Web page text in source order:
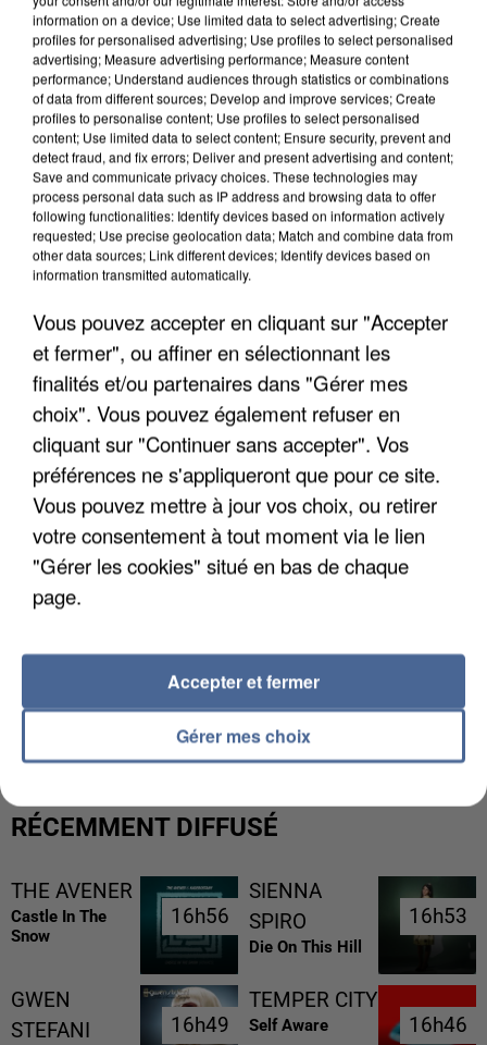
UN SECOND CADRE DE LA DZ MAFIA
INTERPELLÉ EN ALGÉRIE
UNE TOURISTE DE L’OISE EMPORTÉE PAR UNE
COULÉE DE BOUE EN HAUTE-SAVOIE
RÉCEMMENT DIFFUSÉ
THE AVENER
Castle In The
Snow
16h56
16h56
SIENNA
SPIRO
Die On This Hill
16h53
16h53
GWEN
STEFANI
16h49
16h49
TEMPER CITY
Self Aware 16h46
16h46
information on a device; Use limited data to select advertising; Create
profiles for personalised advertising; Use profiles to select personalised
advertising; Measure advertising performance; Measure content
performance; Understand audiences through statistics or combinations
of data from different sources; Develop and improve services; Create
profiles to personalise content; Use profiles to select personalised
content; Use limited data to select content; Ensure security, prevent and
detect fraud, and fix errors; Deliver and present advertising and content;
Save and communicate privacy choices. These technologies may
process personal data such as IP address and browsing data to offer
following functionalities: Identify devices based on information actively
requested; Use precise geolocation data; Match and combine data from
other data sources; Link different devices; Identify devices based on
information transmitted automatically.
Vous pouvez accepter en cliquant sur "Accepter
et fermer", ou affiner en sélectionnant les
finalités et/ou partenaires dans "Gérer mes
choix". Vous pouvez également refuser en
cliquant sur "Continuer sans accepter". Vos
préférences ne s'appliqueront que pour ce site.
Vous pouvez mettre à jour vos choix, ou retirer
votre consentement à tout moment via le lien
"Gérer les cookies" situé en bas de chaque
page.
Gérer mes choix
Accepter et fermer